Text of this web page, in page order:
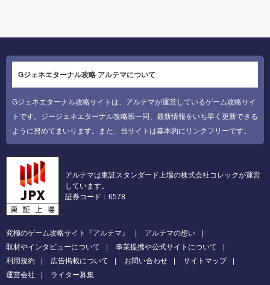
Gジェネエターナル攻略 アルテマについて
Gジェネエターナル攻略サイトは、アルテマが運営しているゲーム攻略サイ
トです。ジージェネエターナル攻略班一同、最新情報をいち早く更新できる
ように努めてまいります。また、当サイトは基本的にリンクフリーです。
アルテマは東証スタンダード上場の株式会社コレックが運営
しています。
証券コード：6578
究極のゲーム攻略サイト『アルテマ』
アルテマの想い
取材やインタビューについて
事業提携や公式サイトについて
利用規約
広告掲載について お問い合わせ
サイトマップ
運営会社
ライター募集